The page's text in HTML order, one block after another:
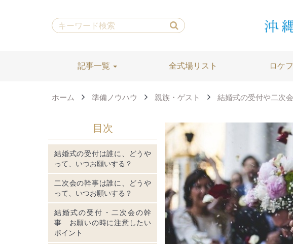
記事一覧 全式場リスト ロケ
ホーム 準備ノウハウ 親族・ゲスト 結婚式の受付や二次
目次
結婚式の受付は誰に、どうや
って、いつお願いする？
二次会の幹事は誰に、どうや
って、いつお願いする？
結婚式の受付・二次会の幹
事 お願いの時に注意したい
ポイント